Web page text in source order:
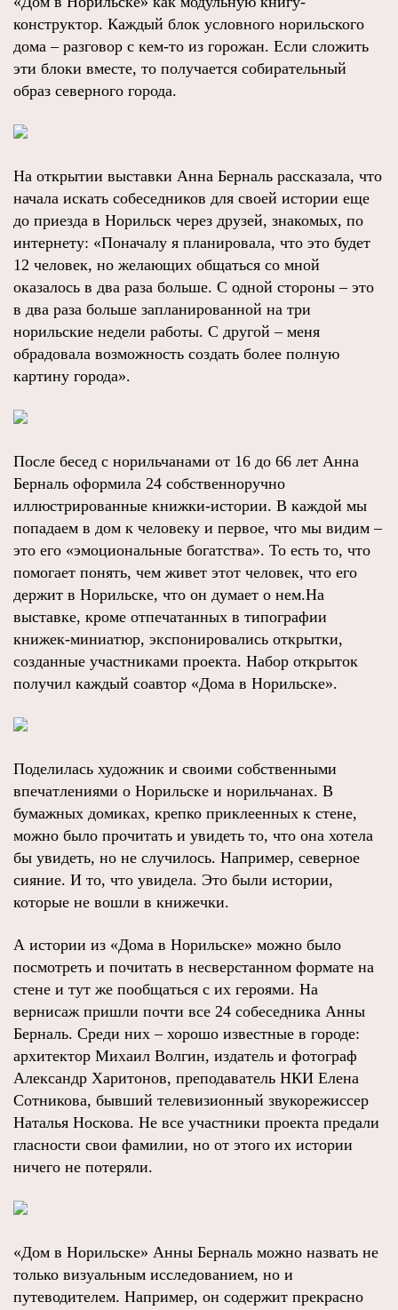
конструктор. Каждый блок условного норильского
дома – разговор с кем-то из горожан. Если сложить
эти блоки вместе, то получается собирательный
образ северного города.
На открытии выставки Анна Берналь рассказала, что
начала искать собеседников для своей истории еще
до приезда в Норильск через друзей, знакомых, по
интернету: «Поначалу я планировала, что это будет
12 человек, но желающих общаться со мной
оказалось в два раза больше. С одной стороны – это
в два раза больше запланированной на три
норильские недели работы. С другой – меня
обрадовала возможность создать более полную
картину города».
После бесед с норильчанами от 16 до 66 лет Анна
Берналь оформила 24 собственноручно
иллюстрированные книжки-истории. В каждой мы
попадаем в дом к человеку и первое, что мы видим –
это его «эмоциональные богатства». То есть то, что
помогает понять, чем живет этот человек, что его
держит в Норильске, что он думает о нем.На
выставке, кроме отпечатанных в типографии
книжек-миниатюр, экспонировались открытки,
созданные участниками проекта. Набор открыток
получил каждый соавтор «Дома в Норильске».
Поделилась художник и своими собственными
впечатлениями о Норильске и норильчанах. В
бумажных домиках, крепко приклеенных к стене,
можно было прочитать и увидеть то, что она хотела
бы увидеть, но не случилось. Например, северное
сияние. И то, что увидела. Это были истории,
которые не вошли в книжечки.
А истории из «Дома в Норильске» можно было
посмотреть и почитать в несверстанном формате на
стене и тут же пообщаться с их героями. На
вернисаж пришли почти все 24 собеседника Анны
Берналь. Среди них – хорошо известные в городе:
архитектор Михаил Волгин, издатель и фотограф
Александр Харитонов, преподаватель НКИ Елена
Сотникова, бывший телевизионный звукорежиссер
Наталья Носкова. Не все участники проекта предали
гласности свои фамилии, но от этого их истории
ничего не потеряли.
«Дом в Норильске» Анны Берналь можно назвать не
только визуальным исследованием, но и
путеводителем. Например, он содержит прекрасно